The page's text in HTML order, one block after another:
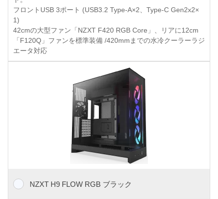
フロントUSB 3ポート (USB3.2 Type-A×2、Type-C Gen2x2×
1)
42cmの大型ファン「NZXT F420 RGB Core」、リアに12cm
「F120Q」ファンを標準装備 /420mmまでの水冷クーラーラジ
エータ対応
NZXT H9 FLOW RGB ブラック